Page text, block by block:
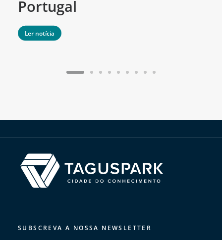
Portugal
Ler notícia
SUBSCREVA A NOSSA NEWSLETTER